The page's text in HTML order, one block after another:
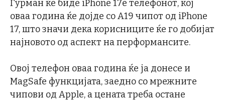
Гурман ќе биде iPhone 17e телефонот, кој
оваа година ќе дојде со A19 чипот од iPhone
17, што значи дека корисниците ќе го добијат
најновото од аспект на перформансите.
Овој телефон оваа година ќе ја донесе и
MagSafe функцијата, заедно со мрежните
чипови од Apple, а цената треба остане